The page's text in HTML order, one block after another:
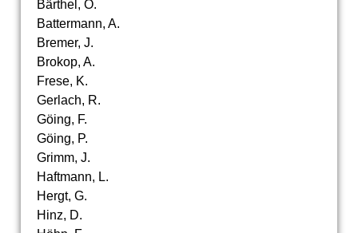
Bärthel, O.
Battermann, A.
Bremer, J.
Brokop, A.
Frese, K.
Gerlach, R.
Göing, F.
Göing, P.
Grimm, J.
Haftmann, L.
Hergt, G.
Hinz, D.